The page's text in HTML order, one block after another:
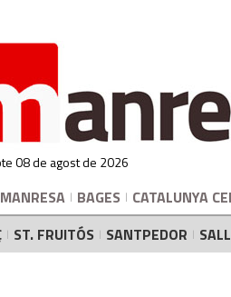
08 de agost de 2026
MANRESA BAGES CATALUNYA
ST. FRUITÓS SANTPEDOR